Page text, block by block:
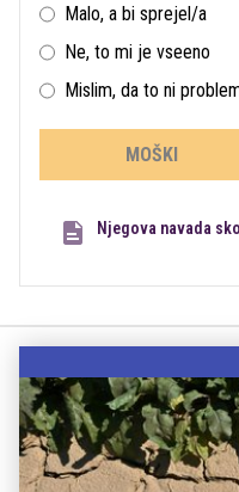
Malo, a bi sprejel/a
Ne, to mi je vseeno
Mislim, da to ni
MOŠKI
Njegova navada